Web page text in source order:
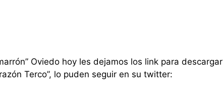
Oviedo hoy les dejamos los link para descargar
Terco”, lo puden seguir en su twitter: